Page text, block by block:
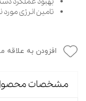
تامین انرژی مورد
افزودن به علاقه
مشخصات